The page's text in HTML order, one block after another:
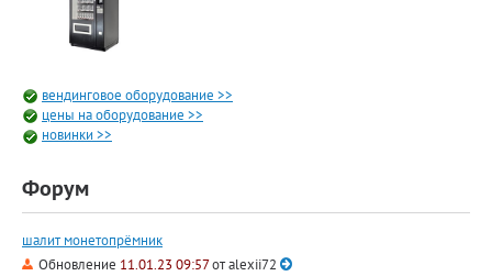
вендинговое оборудование >>
цены на оборудование >>
новинки >>
Форум
шалит монетопрёмник
Обновление 11.01.23 09:57отalexii72